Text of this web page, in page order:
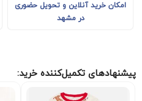
امکان خرید آنلاین و تحویل حضوری
در مشهد
پیشنهادهای تکمیل‌کننده خرید: